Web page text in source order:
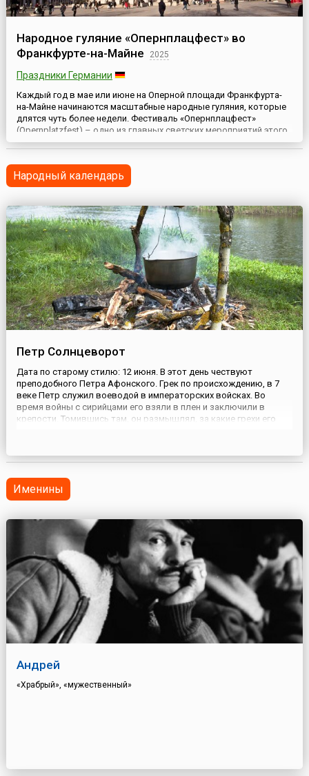
Народное гуляние «Опернплацфест» во
Франкфурте-на-Майне
2025
Праздники Германии
Каждый год в мае или июне на Оперной площади Франкфурта-
на-Майне начинаются масштабные народные гуляния, которые
длятся чуть более недели. Фестиваль «Опернплацфест»
(Opernplatzfest) – одно из главных светских мероприятий этого
немецкого города. Иногда его называют балом под открытым
1872–1880 годы в стиле итальянского ренессанса. В год...
Народный календарь
Петр Солнцеворот
Дата по старому стилю: 12 июня. В этот день чествуют
преподобного Петра Афонского. Грек по происхождению, в 7
веке Петр служил воеводой в императорских войсках. Во
время войны с сирийцами его взяли в плен и заключили в
крепости. Томившись там, он размышлял, за какие грехи его
соблю...
Именины
Андрей
«Храбрый», «мужественный»